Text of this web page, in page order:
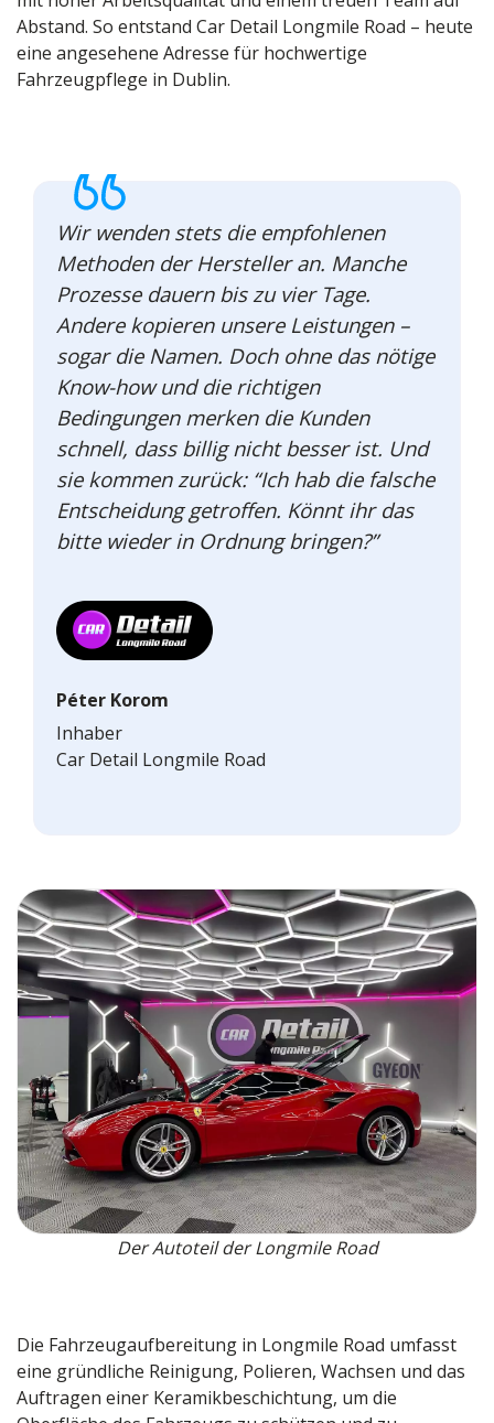
Abstand. So entstand Car Detail Longmile Road – heute
eine angesehene Adresse für hochwertige
Fahrzeugpflege in Dublin.
Wir wenden stets die empfohlenen
Methoden der Hersteller an. Manche
Prozesse dauern bis zu vier Tage.
Andere kopieren unsere Leistungen –
sogar die Namen. Doch ohne das nötige
Know-how und die richtigen
Bedingungen merken die Kunden
schnell, dass billig nicht besser ist. Und
sie kommen zurück: “Ich hab die falsche
Entscheidung getroffen. Könnt ihr das
bitte wieder in Ordnung bringen?”
Péter Korom
Inhaber
Car Detail Longmile Road
Der Autoteil der Longmile Road
Die Fahrzeugaufbereitung in Longmile Road umfasst
eine gründliche Reinigung, Polieren, Wachsen und das
Auftragen einer Keramikbeschichtung, um die